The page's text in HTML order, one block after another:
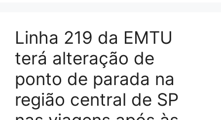
Linha 219 da EMTU
terá alteração de
ponto de parada na
região central de SP